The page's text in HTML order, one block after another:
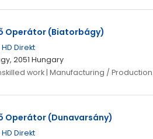
Operátor (Biatorbágy)
HD Direkt
2051 Hungary
work | Manufacturing / Production
Operátor (Dunavarsány)
HD Direkt